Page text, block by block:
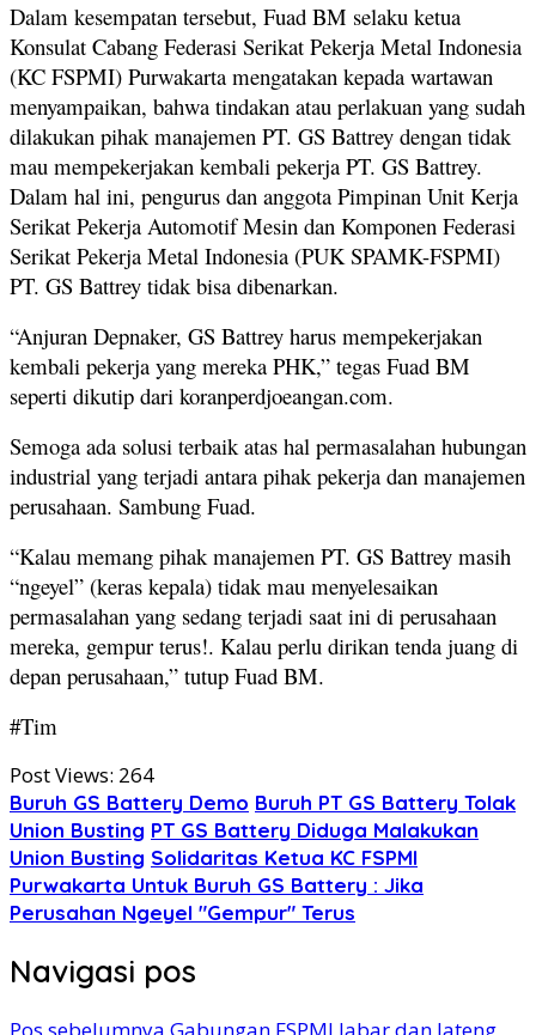
Dalam kesempatan tersebut, Fuad BM selaku ketua
Konsulat Cabang Federasi Serikat Pekerja Metal Indonesia
(KC FSPMI) Purwakarta mengatakan kepada wartawan
menyampaikan, bahwa tindakan atau perlakuan yang sudah
dilakukan pihak manajemen PT. GS Battrey dengan tidak
mau mempekerjakan kembali pekerja PT. GS Battrey.
Dalam hal ini, pengurus dan anggota Pimpinan Unit Kerja
Serikat Pekerja Automotif Mesin dan Komponen Federasi
Serikat Pekerja Metal Indonesia (PUK SPAMK-FSPMI)
PT. GS Battrey tidak bisa dibenarkan.
“Anjuran Depnaker, GS Battrey harus mempekerjakan
kembali pekerja yang mereka PHK,” tegas Fuad BM
seperti dikutip dari koranperdjoeangan.com.
Semoga ada solusi terbaik atas hal permasalahan hubungan
industrial yang terjadi antara pihak pekerja dan manajemen
perusahaan. Sambung Fuad.
“Kalau memang pihak manajemen PT. GS Battrey masih
“ngeyel” (keras kepala) tidak mau menyelesaikan
permasalahan yang sedang terjadi saat ini di perusahaan
mereka, gempur terus!. Kalau perlu dirikan tenda juang di
depan perusahaan,” tutup Fuad BM.
#Tim
Post Views: 264
Buruh GS Battery Demo Buruh PT GS Battery Tolak
Union Busting PT GS Battery Diduga Malakukan
Union Busting Solidaritas Ketua KC FSPMI
Purwakarta Untuk Buruh GS Battery : Jika
Perusahan Ngeyel "Gempur" Terus
Navigasi pos
Pos sebelumnya Gabungan FSPMI Jabar dan Jateng